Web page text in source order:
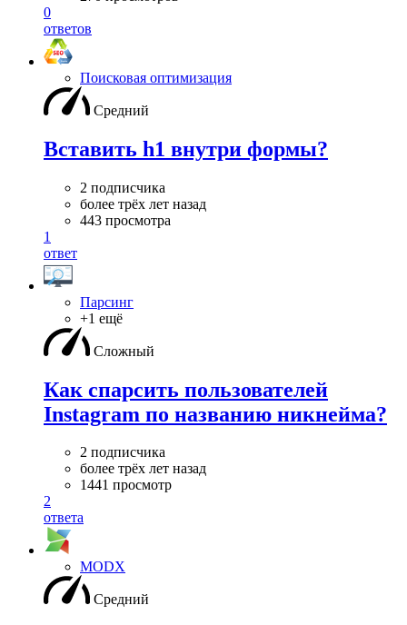
0
ответов
Поисковая оптимизация
Средний
Вставить h1 внутри формы?
2 подписчика
более трёх лет назад
443 просмотра
1
ответ
Парсинг
+1 ещё
Сложный
Как спарсить пользователей
Instagram по названию никнейма?
2 подписчика
более трёх лет назад
1441 просмотр
2
ответа
MODX
Средний